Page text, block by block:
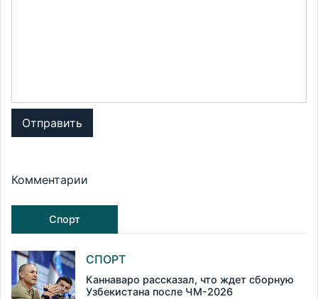
Отправить
Комментарии
Спорт
СПОРТ
Каннаваро рассказал, что ждет сборную
Узбекистана после ЧМ-2026